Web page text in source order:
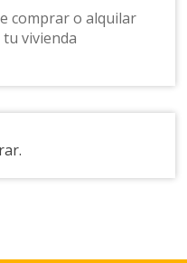
comprar o alquilar
vivienda